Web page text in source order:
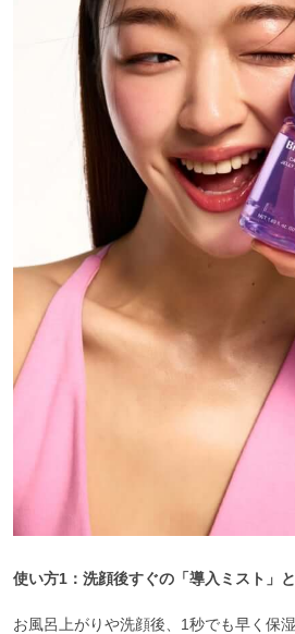
使い方1：洗顔後すぐの「導入ミスト」
お風呂上がりや洗顔後、1秒でも早く保